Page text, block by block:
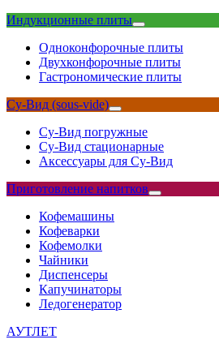
Индукционные плиты
Одноконфорочные плиты
Двухконфорочные плиты
Гастрономические плиты
Су-Вид (sous-vide)
Су-Вид погружные
Су-Вид стационарные
Аксессуары для Су-Вид
Приготовление напитков
Кофемашины
Кофеварки
Кофемолки
Чайники
Диспенсеры
Капучинаторы
Ледогенератор
АУТЛЕТ